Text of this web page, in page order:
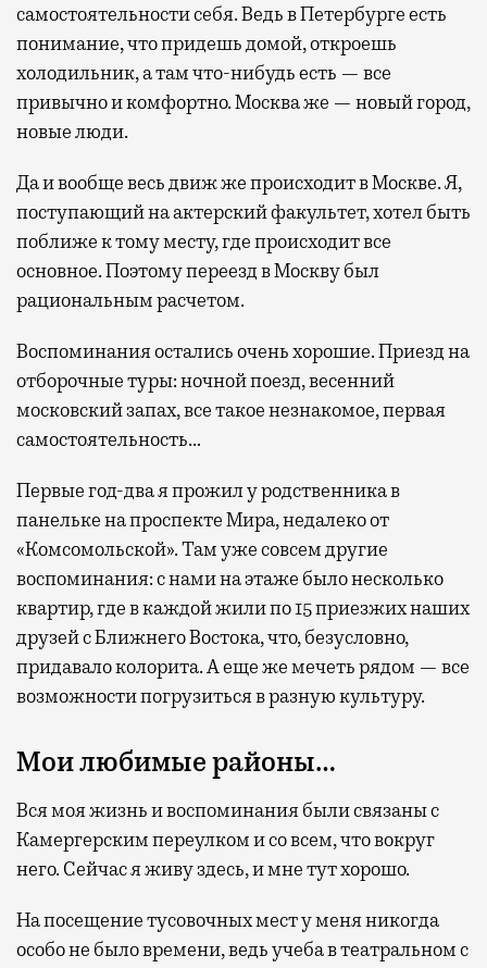
самостоятельности себя. Ведь в Петербурге есть
понимание, что придешь домой, откроешь
холодильник, а там что-нибудь есть — все
привычно и комфортно. Москва же — новый город,
новые люди.
Да и вообще весь движ же происходит в Москве. Я,
поступающий на актерский факультет, хотел быть
поближе к тому месту, где происходит все
основное. Поэтому переезд в Москву был
рациональным расчетом.
Воспоминания остались очень хорошие. Приезд на
отборочные туры: ночной поезд, весенний
московский запах, все такое незнакомое, первая
самостоятельность…
Первые год-два я прожил у родственника в
панельке на проспекте Мира, недалеко от
«Комсомольской». Там уже совсем другие
воспоминания: с нами на этаже было несколько
квартир, где в каждой жили по 15 приезжих наших
друзей с Ближнего Востока, что, безусловно,
придавало колорита. А еще же мечеть рядом — все
возможности погрузиться в разную культуру.
Мои любимые районы…
Вся моя жизнь и воспоминания были связаны с
Камергерским переулком и со всем, что вокруг
него. Сейчас я живу здесь, и мне тут хорошо.
На посещение тусовочных мест у меня никогда
особо не было времени, ведь учеба в театральном с